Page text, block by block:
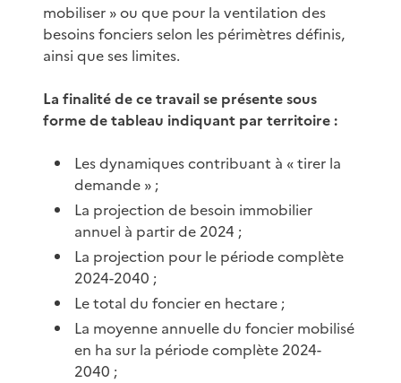
mobiliser » ou que pour la ventilation des
besoins fonciers selon les périmètres définis,
ainsi que ses limites.
La finalité de ce travail se présente sous
forme de tableau indiquant par territoire :
Les dynamiques contribuant à « tirer la
demande » ;
La projection de besoin immobilier
annuel à partir de 2024 ;
La projection pour le période complète
2024-2040 ;
Le total du foncier en hectare ;
La moyenne annuelle du foncier mobilisé
en ha sur la période complète 2024-
2040 ;